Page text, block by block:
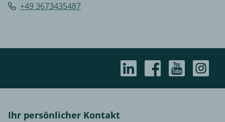
+49 3673435487
Ihr persönlicher Kontakt